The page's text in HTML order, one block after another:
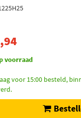
voorraad
voor 15:00 besteld,